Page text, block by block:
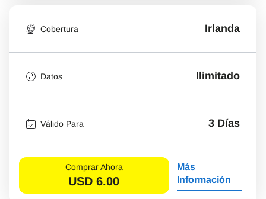
Cobertura Irlanda
Datos Ilimitado
Válido Para 3 Días
Comprar Ahora
USD 6.00
Más
Información